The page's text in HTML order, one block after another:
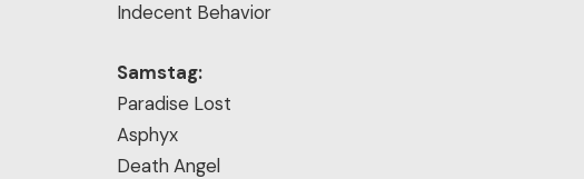
Indecent Behavior
Samstag:
Paradise Lost
Asphyx
Death Angel